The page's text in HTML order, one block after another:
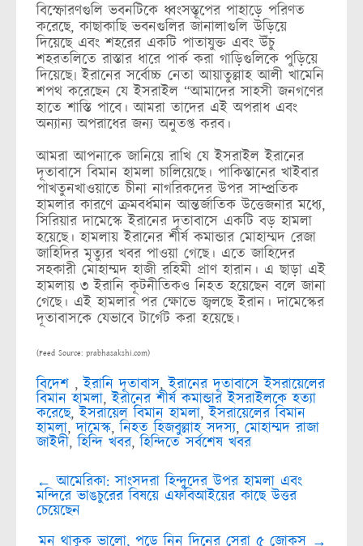
বিস্ফোরণগুলি ভবনটিকে ধ্বংসস্তূপের পাহাড়ে পরিণত
করেছে, কাছাকাছি ভবনগুলির জানালাগুলি উড়িয়ে
দিয়েছে এবং শহরের একটি পাতাযুক্ত এবং উঁচু
শহরতলিতে রাস্তার ধারে পার্ক করা গাড়িগুলিকে পুড়িয়ে
দিয়েছে৷ ইরানের সর্বোচ্চ নেতা আয়াতুল্লাহ আলী খামেনি
শপথ করেছেন যে ইসরাইল “আমাদের সাহসী জনগণের
হাতে শাস্তি পাবে। আমরা তাদের এই অপরাধ এবং
অন্যান্য অপরাধের জন্য অনুতপ্ত করব।
আমরা আপনাকে জানিয়ে রাখি যে ইসরাইল ইরানের
দূতাবাসে বিমান হামলা চালিয়েছে। পাকিস্তানের খাইবার
পাখতুনখাওয়াতে চীনা নাগরিকদের উপর সাম্প্রতিক
হামলার কারণে ক্রমবর্ধমান আন্তর্জাতিক উত্তেজনার মধ্যে,
সিরিয়ার দামেস্কে ইরানের দূতাবাসে একটি বড় হামলা
হয়েছে। হামলায় ইরানের শীর্ষ কমান্ডার মোহাম্মদ রেজা
জাহিদির মৃত্যুর খবর পাওয়া গেছে। এতে জাহিদের
সহকারী মোহাম্মদ হাজী রহিমী প্রাণ হারান। এ ছাড়া এই
হামলায় ৩ ইরানি কূটনীতিকও নিহত হয়েছেন বলে জানা
গেছে। এই হামলার পর ক্ষোভে জ্বলছে ইরান। দামেস্কের
দূতাবাসকে যেভাবে টার্গেট করা হয়েছে।
(Feed Source: prabhasakshi.com)
বিদেশ ,ইরানি দূতাবাস,ইরানের দূতাবাসে ইসরায়েলের
বিমান হামলা,ইরানের শীর্ষ কমান্ডার ইসরাইলকে হত্যা
করেছে,ইসরায়েল বিমান হামলা,ইসরায়েলের বিমান
হামলা,দামেস্ক,নিহত হিজবুল্লাহ সদস্য, মোহাম্মদ রাজা
জাইদী,হিন্দি খবর,হিন্দিতে সর্বশেষ খবর
Post
navigation
← আমেরিকা: সাংসদরা হিন্দুদের উপর হামলা এবং
মন্দিরে ভাঙচুরের বিষয়ে এফবিআইয়ের কাছে উত্তর
চেয়েছেন
মন থাকুক ভালো, পড়ে নিন দিনের সেরা ৫ জোকস →